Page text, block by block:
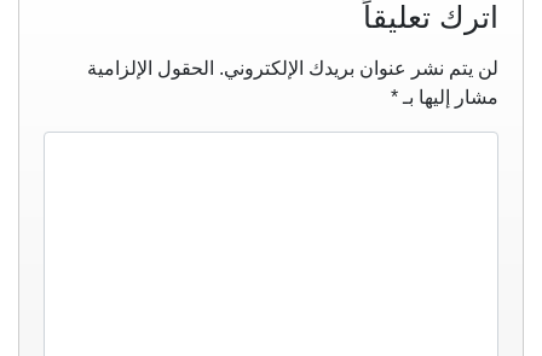
اترك تعليقاً
لن يتم نشر عنوان بريدك الإلكتروني. الحقول الإلزامية
مشار إليها بـ *